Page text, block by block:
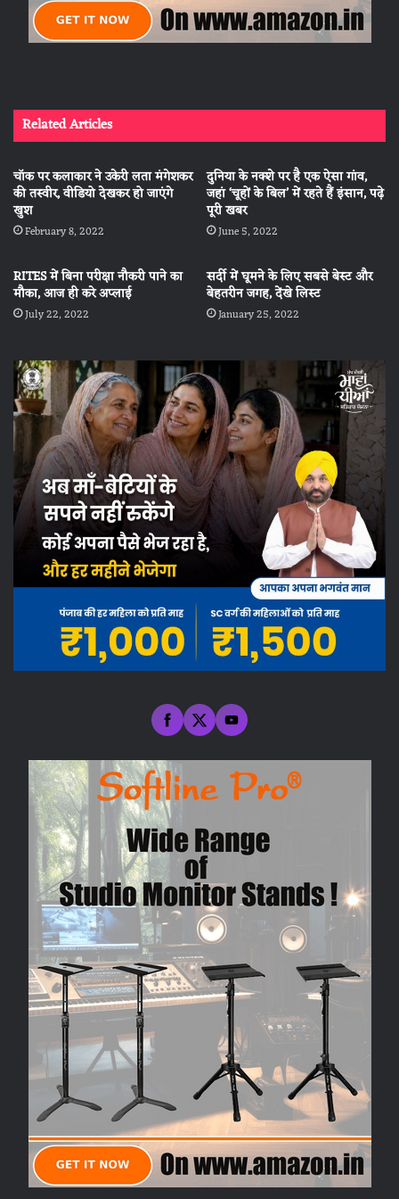
Related Articles
चॉक पर कलाकार ने उकेरी लता मंगेशकर
की तस्वीर, वीडियो देखकर हो जाएंगे
खुश
February 8, 2022
दुनिया के नक्शे पर है एक ऐसा गांव,
जहां ‘चूहों के बिल’ में रहते हैं इंसान, पढ़े
पूरी खबर
June 5, 2022
RITES में बिना परीक्षा नौकरी पाने का
मौका, आज ही करे अप्लाई
July 22, 2022
सर्दी में घूमने के लिए सबसे बेस्ट और
बेहतरीन जगह, देंखे लिस्ट
January 25, 2022